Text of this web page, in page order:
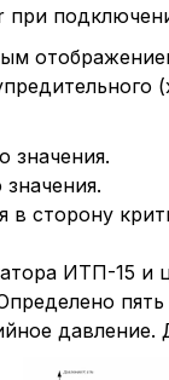
при
значения.
сторону
ИТП-15 и